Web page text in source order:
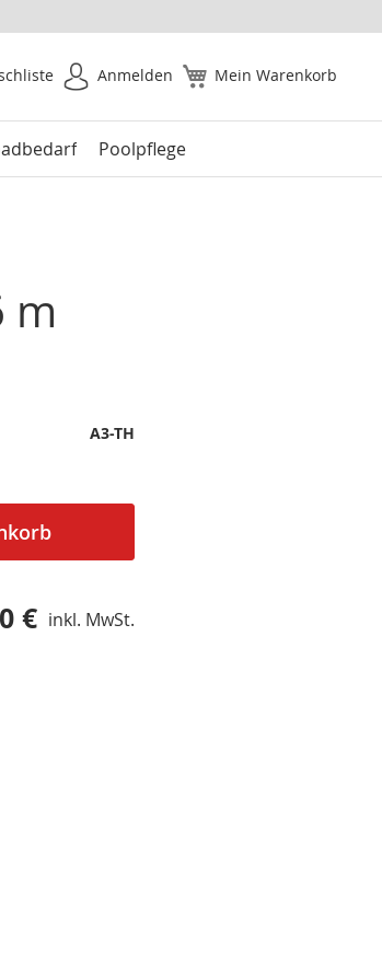
Mein Warenkorb
Anmelden
Poolpflege
m
€ inkl. MwSt.
A3-TH